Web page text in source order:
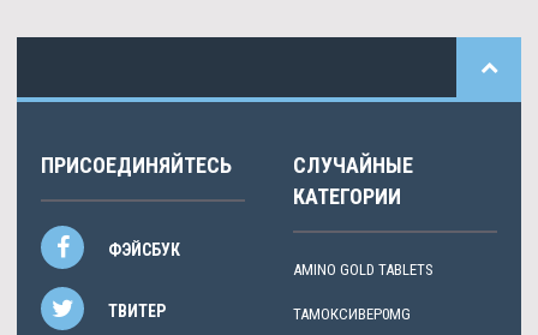
ПРИСОЕДИНЯЙТЕСЬ
ФЭЙСБУК
ТВИТЕР
СЛУЧАЙНЫЕ
КАТЕГОРИИ
AMINO GOLD TABLETS
ТАМОКСИВЕР0MG